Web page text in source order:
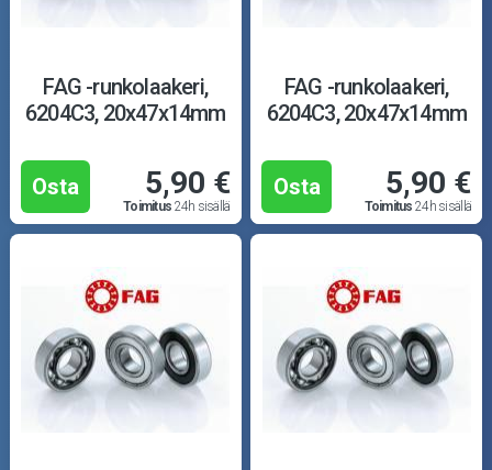
FAG -runkolaakeri,
6204C3, 20x47x14mm
Osta 5,90 €
Toimitus 24h sisällä
FAG -runkolaakeri,
6204C3, 20x47x14mm
Osta 5,90 €
Toimitus 24h sisällä